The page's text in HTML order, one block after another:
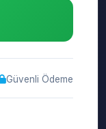
Güvenli Ödeme